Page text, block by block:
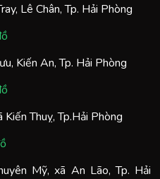
Lê Chân, Tp. Hải Phòng
Kiến An, Tp. Hải Phòng
Thuỵ, Tp.Hải Phòng
Mỹ, xã An Lão, Tp. Hải